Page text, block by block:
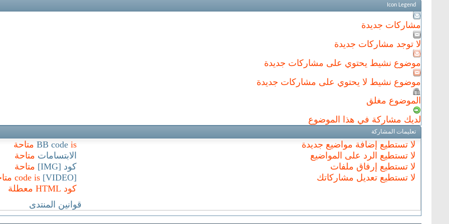
Icon Legend
مشاركات جديدة
لا توجد مشاركات جديدة
موضوع نشيط يحتوي على مشاركات جديدة
موضوع نشيط لا يحتوي على مشاركات جديدة
الموضوع مغلق
لديك مشاركة في هذا الموضوع
تعليمات المشاركة
لا تستطيع إضافة مواضيع جديدة
لا تستطيع الرد على المواضيع
لا تستطيع إرفاق ملفات
لا تستطيع تعديل مشاركاتك
BB codeis
متاحة
الابتسامات متاحة
كود [IMG]
متاحة
[VIDEO]
code is
كود HTML
معطلة
قوانين المنتدى